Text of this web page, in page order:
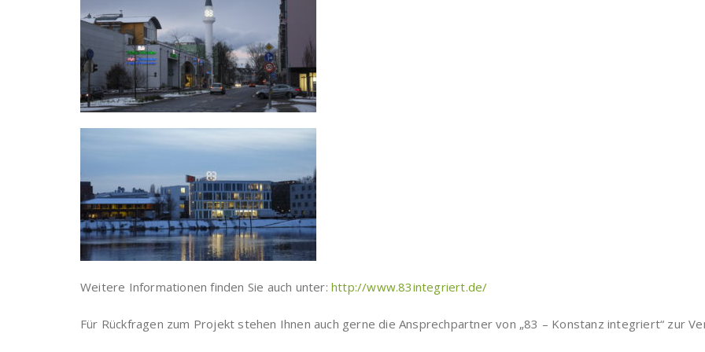
Weitere Informationen finden Sie auch unter:http://www.83integriert.de/
Für Rückfragen zum Projekt stehen Ihnen auch gerne die Ansprechpartner von „83 – Konstanz integriert“ zur